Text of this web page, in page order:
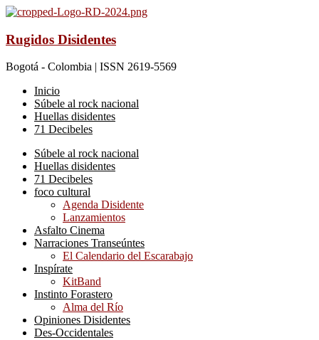
Rugidos Disidentes
Bogotá - Colombia | ISSN 2619-5569
Inicio
Súbele al rock nacional
Huellas disidentes
71 Decibeles
Súbele al rock nacional
Huellas disidentes
71 Decibeles
foco cultural
Agenda Disidente
Lanzamientos
Asfalto Cinema
Narraciones Transeúntes
El Calendario del Escarabajo
Inspírate
KitBand
Instinto Forastero
Alma del Río
Opiniones Disidentes
Des-Occidentales